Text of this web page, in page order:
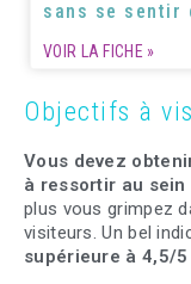
sans se sentir
VOIR LA FICHE »
Objectifs à
Vous devez
à ressortir au
plus vous grimpez
visiteurs. Un bel
supérieure à 4,5/5